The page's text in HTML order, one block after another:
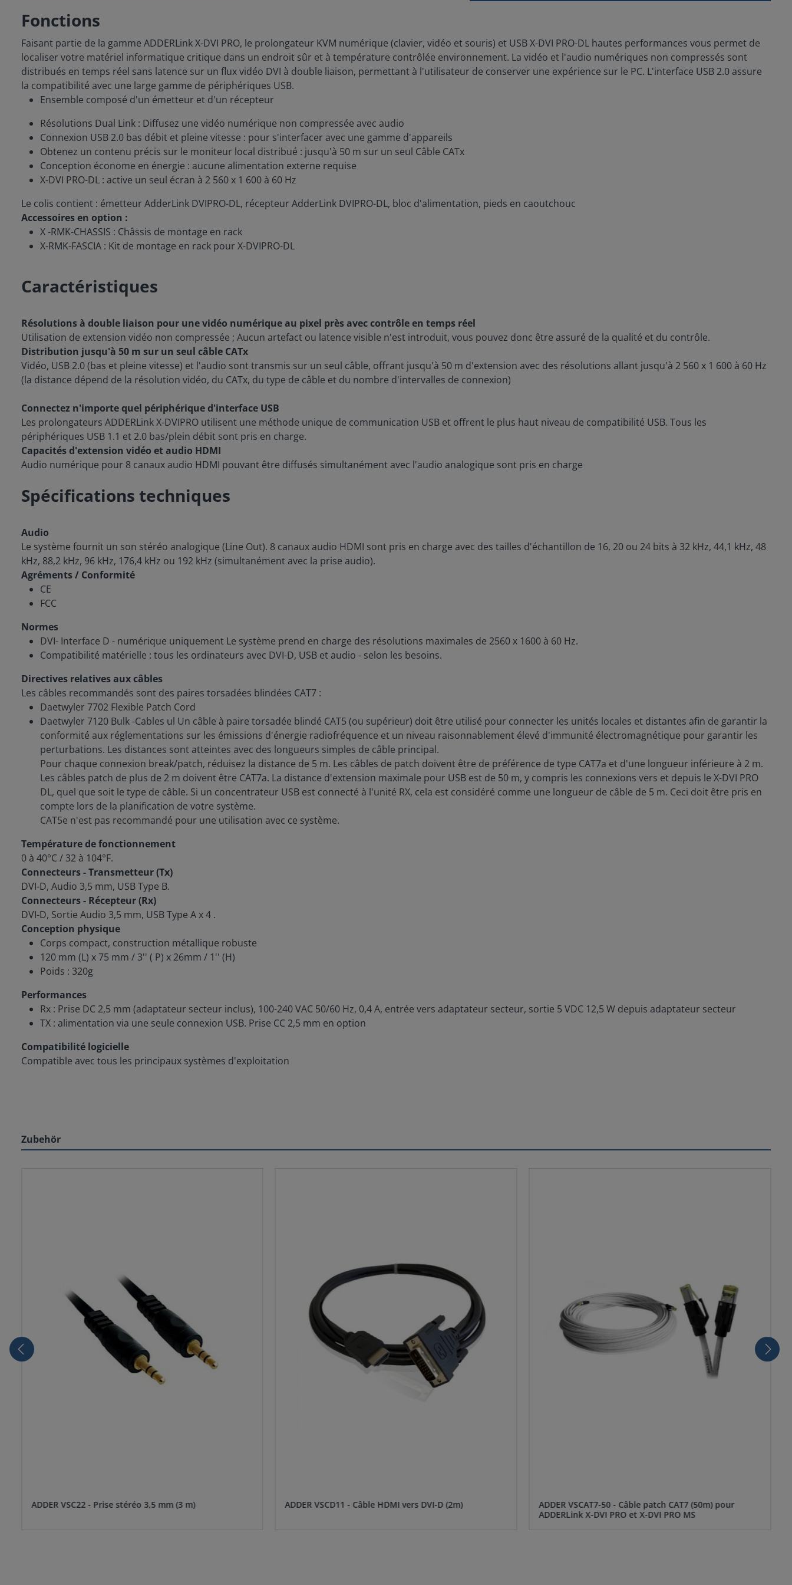
Fonctions
Faisant partie de la gamme ADDERLink X-DVI PRO, le prolongateur KVM numérique (clavier, vidéo et souris) et USB X-DVI PRO-DL hautes performances vous permet de
localiser votre matériel informatique critique dans un endroit sûr et à température contrôlée environnement. La vidéo et l'audio numériques non compressés sont
distribués en temps réel sans latence sur un flux vidéo DVI à double liaison, permettant à l'utilisateur de conserver une expérience sur le PC. L'interface USB 2.0 assure
la compatibilité avec une large gamme de périphériques USB.
Ensemble composé d'un émetteur et d'un récepteur
Résolutions Dual Link : Diffusez une vidéo numérique non compressée avec audio
Connexion USB 2.0 bas débit et pleine vitesse : pour s'interfacer avec une gamme d'appareils
Obtenez un contenu précis sur le moniteur local distribué : jusqu'à 50 m sur un seul Câble CATx
Conception économe en énergie : aucune alimentation externe requise
X-DVI PRO-DL : active un seul écran à 2 560 x 1 600 à 60 Hz
Le colis contient : émetteur AdderLink DVIPRO-DL, récepteur AdderLink DVIPRO-DL, bloc d'alimentation, pieds en caoutchouc
Accessoires en option :
X -RMK-CHASSIS : Châssis de montage en rack
X-RMK-FASCIA : Kit de montage en rack pour X-DVIPRO-DL
Caractéristiques
Résolutions à double liaison pour une vidéo numérique au pixel près avec contrôle en temps réel
Utilisation de extension vidéo non compressée ; Aucun artefact ou latence visible n'est introduit, vous pouvez donc être assuré de la qualité et du contrôle.
Distribution jusqu'à 50 m sur un seul câble CATx
Vidéo, USB 2.0 (bas et pleine vitesse) et l'audio sont transmis sur un seul câble, offrant jusqu'à 50 m d'extension avec des résolutions allant jusqu'à 2 560 x 1 600 à 60 Hz
(la distance dépend de la résolution vidéo, du CATx, du type de câble et du nombre d'intervalles de connexion)
Connectez n'importe quel périphérique d'interface USB
Les prolongateurs ADDERLink X-DVIPRO utilisent une méthode unique de communication USB et offrent le plus haut niveau de compatibilité USB. Tous les
périphériques USB 1.1 et 2.0 bas/plein débit sont pris en charge.
Capacités d'extension vidéo et audio HDMI
Audio numérique pour 8 canaux audio HDMI pouvant être diffusés simultanément avec l'audio analogique sont pris en charge
Spécifications techniques
Audio
Le système fournit un son stéréo analogique (Line Out). 8 canaux audio HDMI sont pris en charge avec des tailles d'échantillon de 16, 20 ou 24 bits à 32 kHz, 44,1 kHz, 48
kHz, 88,2 kHz, 96 kHz, 176,4 kHz ou 192 kHz (simultanément avec la prise audio).
Agréments / Conformité
CE
FCC
Normes
DVI- Interface D - numérique uniquement Le système prend en charge des résolutions maximales de 2560 x 1600 à 60 Hz.
Compatibilité matérielle : tous les ordinateurs avec DVI-D, USB et audio - selon les besoins.
Directives relatives aux câbles
Les câbles recommandés sont des paires torsadées blindées CAT7 :
Daetwyler 7702 Flexible Patch Cord
Daetwyler 7120 Bulk -Cables ul Un câble à paire torsadée blindé CAT5 (ou supérieur) doit être utilisé pour connecter les unités locales et distantes afin de garantir la
conformité aux réglementations sur les émissions d'énergie radiofréquence et un niveau raisonnablement élevé d'immunité électromagnétique pour garantir les
perturbations. Les distances sont atteintes avec des longueurs simples de câble principal.
Pour chaque connexion break/patch, réduisez la distance de 5 m. Les câbles de patch doivent être de préférence de type CAT7a et d'une longueur inférieure à 2 m.
Les câbles patch de plus de 2 m doivent être CAT7a. La distance d'extension maximale pour USB est de 50 m, y compris les connexions vers et depuis le X-DVI PRO
DL, quel que soit le type de câble. Si un concentrateur USB est connecté à l'unité RX, cela est considéré comme une longueur de câble de 5 m. Ceci doit être pris en
compte lors de la planification de votre système.
CAT5e n'est pas recommandé pour une utilisation avec ce système.
Température de fonctionnement
0 à 40°C / 32 à 104°F.
Connecteurs - Transmetteur (Tx)
DVI-D, Audio 3,5 mm, USB Type B.
Connecteurs - Récepteur (Rx)
DVI-D, Sortie Audio 3,5 mm, USB Type A x 4 .
Conception physique
Corps compact, construction métallique robuste
120 mm (L) x 75 mm / 3'' ( P) x 26mm / 1'' (H)
Poids : 320g
Performances
Rx : Prise DC 2,5 mm (adaptateur secteur inclus), 100-240 VAC 50/60 Hz, 0,4 A, entrée vers adaptateur secteur, sortie 5 VDC 12,5 W depuis adaptateur secteur
TX : alimentation via une seule connexion USB. Prise CC 2,5 mm en option
Compatibilité logicielle
Compatible avec tous les principaux systèmes d'exploitation
Zubehör
ADDER VSC22 - Prise stéréo 3,5 mm (3 m) ADDER VSCD11 - Câble HDMI vers DVI-D (2m)
ADDER VSCAT7-50 - Câble patch CAT7 (50m) pour
ADDERLink X-DVI PRO et X-DVI PRO MS